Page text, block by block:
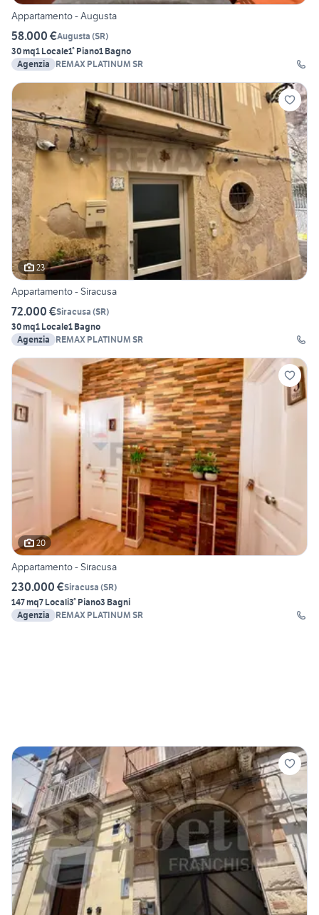
Appartamento - Augusta
58.000 €Augusta (SR)
30 mq1 Locale1° Piano1 Bagno
Agenzia
REMAX PLATINUM SR
23
Appartamento - Siracusa
72.000 €Siracusa (SR)
30 mq1 Locale1 Bagno
Agenzia
REMAX PLATINUM SR
20
Appartamento - Siracusa
230.000 €Siracusa (SR)
147 mq7 Locali3° Piano3 Bagni
Agenzia
REMAX PLATINUM SR